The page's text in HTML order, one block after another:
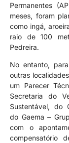
Permanentes
meses, foram
como ingá,
raio de 100
Pedreira.
No entanto,
outras
um Parecer
Secretaria do
Sustentável, do
do Gaema –
com o
compensatório